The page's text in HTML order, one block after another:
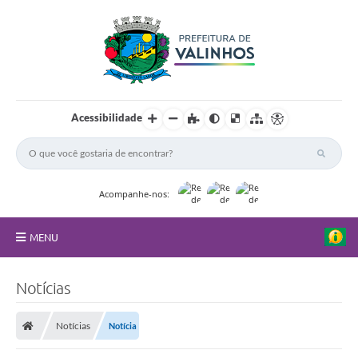
Acessibilidade
Acompanhe-nos:
MENU
Notícias
Notícias Notícia